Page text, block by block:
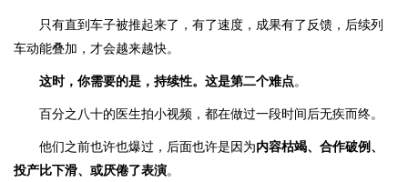
只有直到车子被推起来了，有了速度，成果有了反馈，后续列
车动能叠加，才会越来越快。
这时，你需要的是，持续性。这是第二个难点。
百分之八十的医生拍小视频，都在做过一段时间后无疾而终。
他们之前也许也爆过，后面也许是因为内容枯竭、合作破例、
投产比下滑、或厌倦了表演。